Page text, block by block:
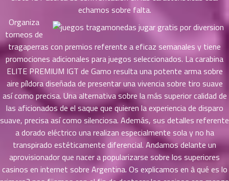
echamos sobre falta.
Organiza
torneos de
tragaperras con premios referente a eficaz semanales y tiene
promociones adicionales para juegos seleccionados. La carabina
ELITE PREMIUM IGT de Gamo resulta una potente arma sobre
aire píldora diseñada de presentar una vivencia sobre tiro suave
así­ como precisa. Una alternativa sobre la más superior calidad de
las aficionados de el saque que quieren la experiencia de disparo
suave, precisa así­ como silenciosa. Además, sus detalles referente
a dorado eléctrico una realizan especialmente sola y no ha
transpirado estéticamente diferencial. Andamos delante un
aprovisionador que nacer a popularizarse sobre los superiores
casinos en internet sobre Argentina. Os explicamos en â qué es lo
89
ตอน
ที่
น
90
ตอน
ที่
น
91
ตอน
92